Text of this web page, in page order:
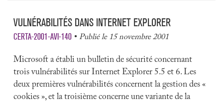
VULNÉRABILITÉS DANS INTERNET EXPLORER
CERTA-2001-AVI-140 Publié le 15 novembre 2001
Microsoft a établi un bulletin de sécurité concernant
trois vulnérabilités sur Internet Explorer 5.5 et 6. Les
deux premières vulnérabilités concernent la gestion des «
cookies », et la troisième concerne une variante de la